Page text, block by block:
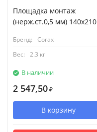
Площадка монтаж
(нерж.ст.0,5 мм) 140х210
Бренд:
Corax
Вес:
2.3 кг
В наличии
2 547,50 ₽
В корзину